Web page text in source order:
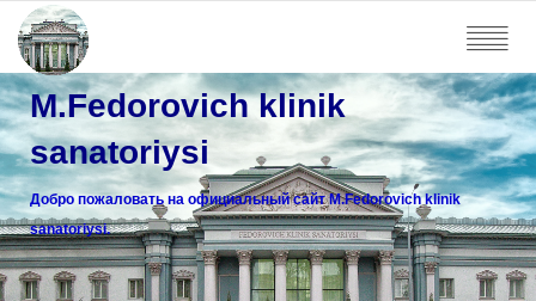
M.Fedorovich klinik
sanatoriysi
Добро пожаловать на официальный сайт M.Fedorovich klinik
sanatoriysi.